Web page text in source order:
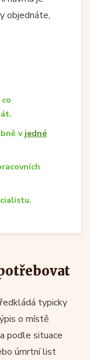
objednáte,
v jedné
typicky
o místě
podle situace
úmrtní list